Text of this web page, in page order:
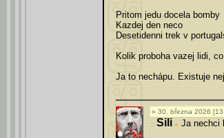
Pritom jedu docela bomby
Kazdej den neco
Desetidenni trek v
Kolik proboha vazej lidi,
Ja to nechápu. Existuje
30. března 2026
Sili » Ja nechci